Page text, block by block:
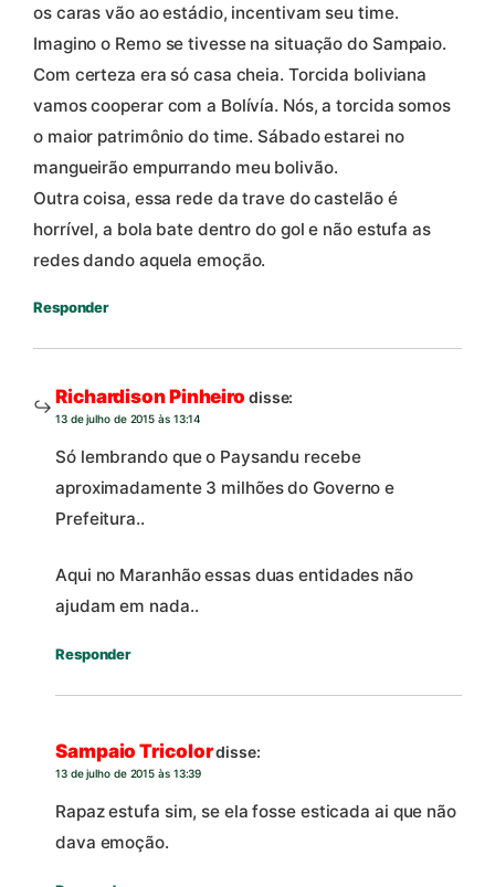
os caras vão ao estádio, incentivam seu time.
Imagino o Remo se tivesse na situação do Sampaio.
Com certeza era só casa cheia. Torcida boliviana
vamos cooperar com a Bolívía. Nós, a torcida somos
o maior patrimônio do time. Sábado estarei no
mangueirão empurrando meu bolivão.
Outra coisa, essa rede da trave do castelão é
horrível, a bola bate dentro do gol e não estufa as
redes dando aquela emoção.
Responder
Richardison Pinheiro disse:
13 de julho de 2015 às 13:14
Só lembrando que o Paysandu recebe
aproximadamente 3 milhões do Governo e
Prefeitura..
Aqui no Maranhão essas duas entidades não
ajudam em nada..
Responder
Sampaio Tricolordisse:
13 de julho de 2015 às 13:39
Rapaz estufa sim, se ela fosse esticada ai que não
dava emoção.